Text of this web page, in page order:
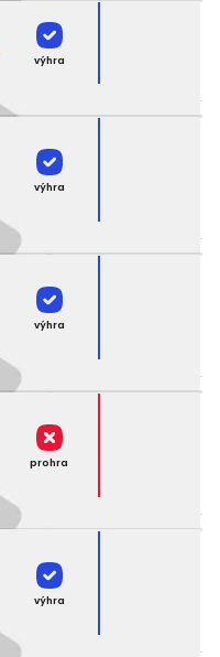
výhra
výhra
výhra
prohra
výhra